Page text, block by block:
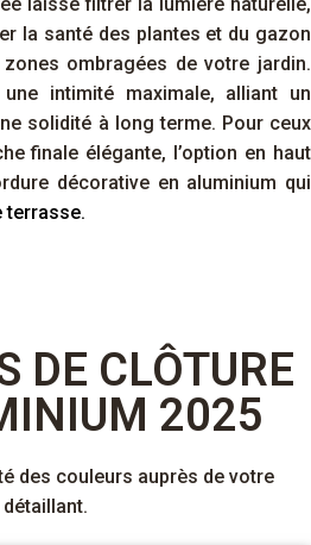
la santé des plantes et du gazon
ombragées de votre jardin.
intimité maximale, alliant un
solidité à long terme. Pour ceux
finale élégante, l’option en haut
décorative en aluminium qui
terrasse.
DE CLÔTURE
2025
des couleurs auprès de votre
détaillant.